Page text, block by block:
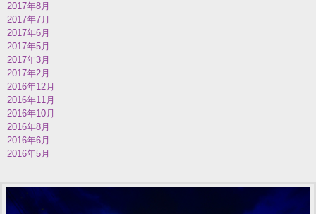
2017年8月
2017年7月
2017年6月
2017年5月
2017年3月
2017年2月
2016年12月
2016年11月
2016年10月
2016年8月
2016年6月
2016年5月